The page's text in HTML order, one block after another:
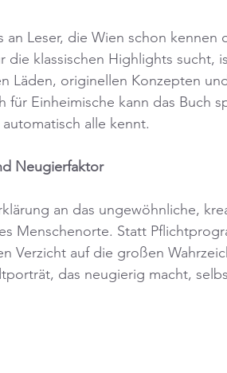
Leser, die Wien schon kennen
die klassischen Highlights sucht,
Läden, originellen Konzepten
Einheimische kann das Buch
alle kennt.
Neugierfaktor
an das ungewöhnliche,
Menschenorte. Statt
Verzicht auf die großen
das neugierig macht,